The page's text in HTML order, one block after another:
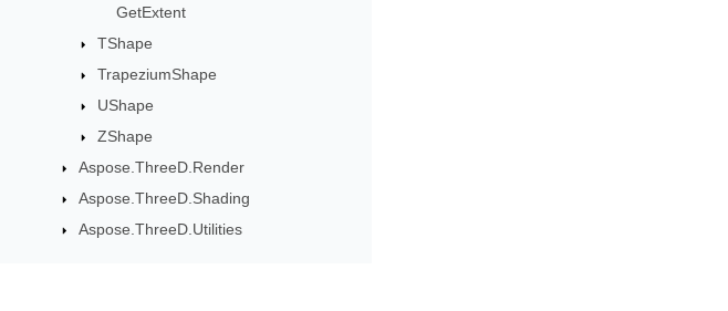
GetExtent
TShape
TrapeziumShape
UShape
ZShape
Aspose.ThreeD.Render
Aspose.ThreeD.Shading
Aspose.ThreeD.Utilities